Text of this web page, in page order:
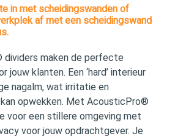
in met scheidingswanden of
af met een scheidingswand
maken de perfecte
jouw klanten. Een ‘hard’ interieur
nagalm, wat irritatie en
opwekken. Met AcousticPro®
voor een stillere omgeving met
voor jouw opdrachtgever. Je